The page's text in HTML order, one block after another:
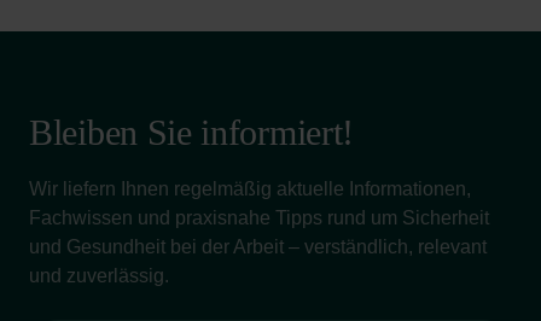
Bleiben Sie informiert!
Wir liefern Ihnen regelmäßig aktuelle Informationen,
Fachwissen und praxisnahe Tipps rund um Sicherheit
und Gesundheit bei der Arbeit – verständlich, relevant
und zuverlässig.